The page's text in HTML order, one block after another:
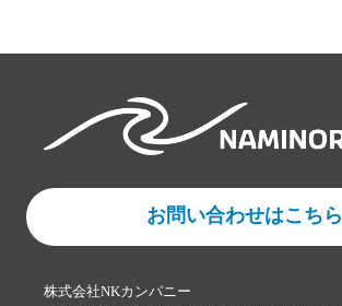
お問い合わせはこちら
株式会社NKカンパニー